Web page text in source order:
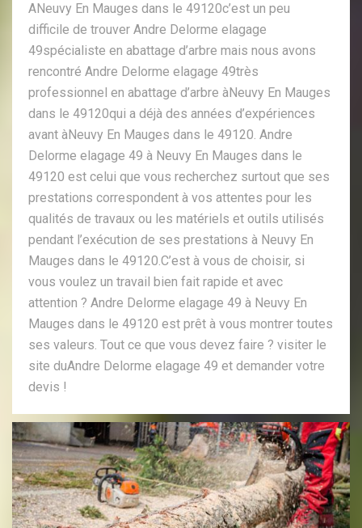
ANeuvy En Mauges dans le 49120c’est un peu
difficile de trouver Andre Delorme elagage
49spécialiste en abattage d’arbre mais nous avons
rencontré Andre Delorme elagage 49très
professionnel en abattage d’arbre àNeuvy En Mauges
dans le 49120qui a déjà des années d’expériences
avant àNeuvy En Mauges dans le 49120. Andre
Delorme elagage 49 à Neuvy En Mauges dans le
49120 est celui que vous recherchez surtout que ses
prestations correspondent à vos attentes pour les
qualités de travaux ou les matériels et outils utilisés
pendant l’exécution de ses prestations à Neuvy En
Mauges dans le 49120.C’est à vous de choisir, si
vous voulez un travail bien fait rapide et avec
attention ? Andre Delorme elagage 49 à Neuvy En
Mauges dans le 49120 est prêt à vous montrer toutes
ses valeurs. Tout ce que vous devez faire ? visiter le
site duAndre Delorme elagage 49 et demander votre
devis !